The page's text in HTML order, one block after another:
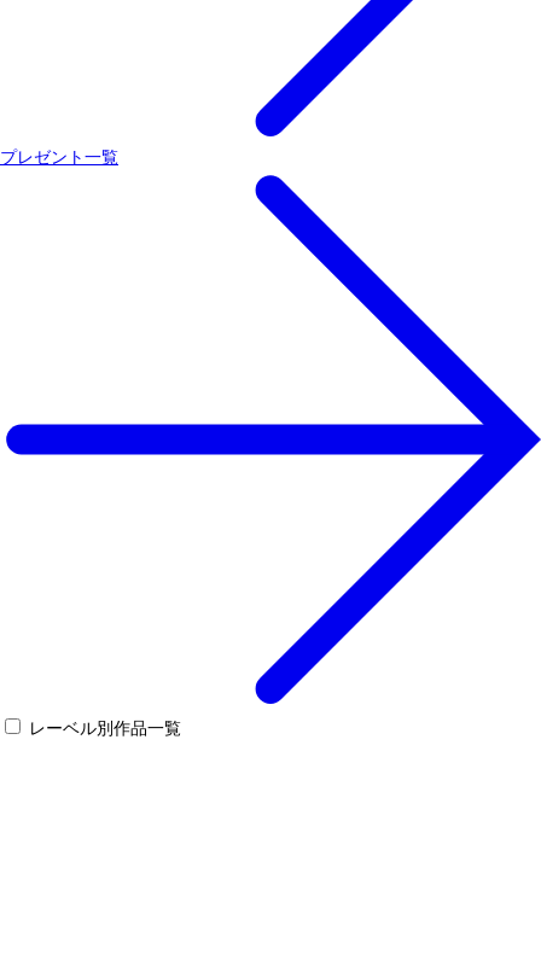
プレゼント一覧
レーベル別作品一覧